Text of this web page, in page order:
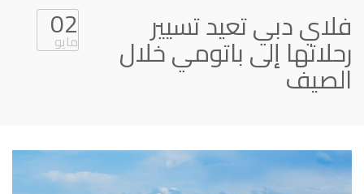
فلاي دبي تعيد تسيير
رحلاتها إلى باتومي خلال
الصيف
02
مايو